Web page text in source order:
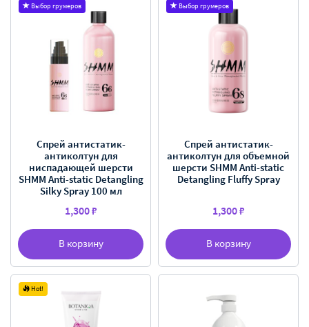
Выбор грумеров
В корзину
Спрей антистатик-
антиколтун для
ниспадающей шерсти
SHMM Anti-static Detangling
Silky Spray 100 мл
1,300 ₽
Выбор грумеров
В корзину
Спрей антистатик-
антиколтун для объемной
шерсти SHMM Anti-static
Detangling Fluffy Spray
1,300 ₽
Hot!